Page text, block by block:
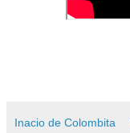
Inacio de Colombita